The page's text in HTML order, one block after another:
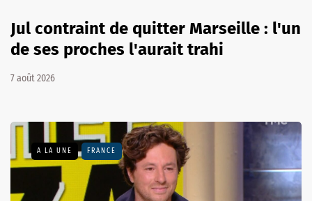
Jul contraint de quitter Marseille : l'un
de ses proches l'aurait trahi
7 août 2026
A LA UNE FRANCE